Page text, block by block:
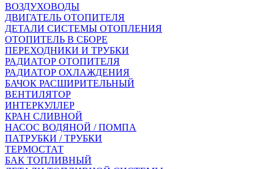
ВОЗДУХОВОДЫ
ДВИГАТЕЛЬ ОТОПИТЕЛЯ
ДЕТАЛИ СИСТЕМЫ ОТОПЛЕНИЯ
ОТОПИТЕЛЬ В СБОРЕ
ПЕРЕХОДНИКИ И ТРУБКИ
РАДИАТОР ОТОПИТЕЛЯ
РАДИАТОР ОХЛАЖДЕНИЯ
БАЧОК РАСШИРИТЕЛЬНЫЙ
ВЕНТИЛЯТОР
ИНТЕРКУЛЛЕР
КРАН СЛИВНОЙ
НАСОС ВОДЯНОЙ / ПОМПА
ПАТРУБКИ / ТРУБКИ
ТЕРМОСТАТ
БАК ТОПЛИВНЫЙ